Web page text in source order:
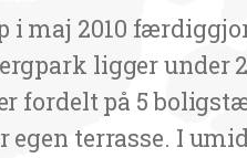
i maj 2010
ligger
fordelt på 5
terrasse. I